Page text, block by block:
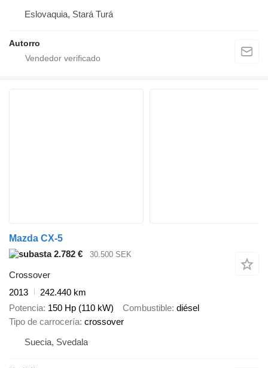
Eslovaquia, Stará Turá
Autorro
Mazda CX-5
2.782 €
30.500 SEK
Crossover
2013
242.440 km
Potencia 150 Hp (110 kW) Combustible diésel
Tipo de carrocería crossover
Suecia, Svedala